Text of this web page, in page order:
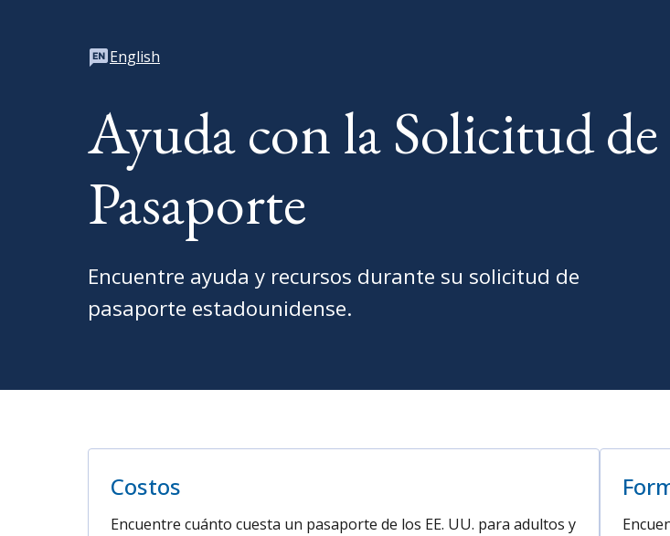
English
Ayuda con la Solicitud de
Pasaporte
Encuentre ayuda y recursos durante su solicitud de
pasaporte estadounidense.
Costos
Encuentre cuánto cuesta un pasaporte de los EE. UU. para adultos y